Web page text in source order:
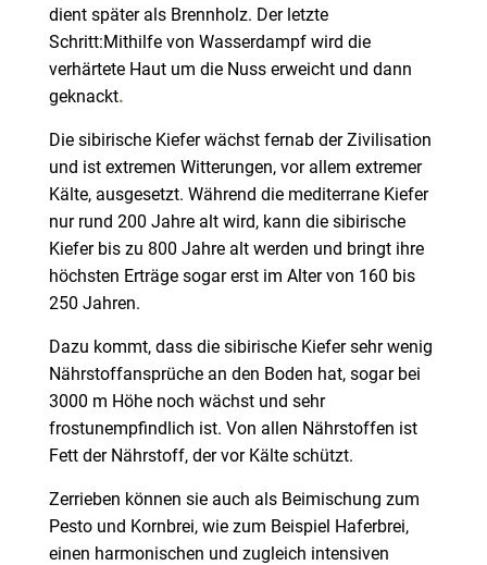
dient später als Brennholz. Der letzte
Schritt:Mithilfe von Wasserdampf wird die
verhärtete Haut um die Nuss erweicht und dann
geknackt.
Die sibirische Kiefer wächst fernab der Zivilisation
und ist extremen Witterungen, vor allem extremer
Kälte, ausgesetzt. Während die mediterrane Kiefer
nur rund 200 Jahre alt wird, kann die sibirische
Kiefer bis zu 800 Jahre alt werden und bringt ihre
höchsten Erträge sogar erst im Alter von 160 bis
250 Jahren.
Dazu kommt, dass die sibirische Kiefer sehr wenig
Nährstoffansprüche an den Boden hat, sogar bei
3000 m Höhe noch wächst und sehr
frostunempfindlich ist. Von allen Nährstoffen ist
Fett der Nährstoff, der vor Kälte schützt.
Zerrieben können sie auch als Beimischung zum
Pesto und Kornbrei, wie zum Beispiel Haferbrei,
einen harmonischen und zugleich intensiven